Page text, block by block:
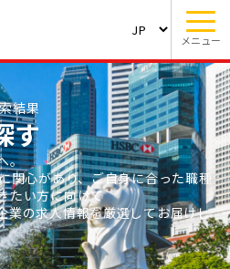
メニュー
結果
す
。
関心があり、ご自身に合った職種
たい方に向けて
業の求人情報を厳選してお届けし